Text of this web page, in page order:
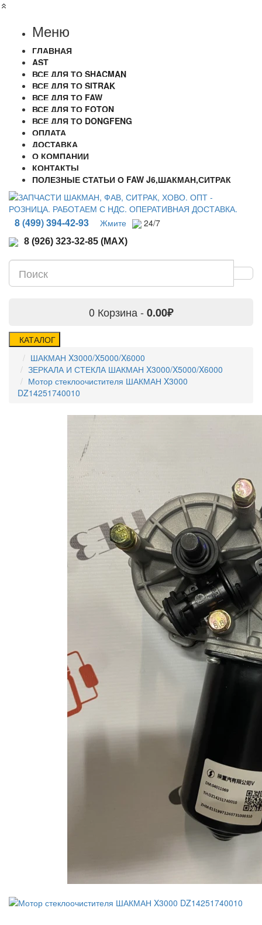
Меню
ГЛАВНАЯ
AST
ВСЕ ДЛЯ ТО SHACMAN
ВСЕ ДЛЯ ТО SITRAK
ВСЕ ДЛЯ ТО FAW
ВСЕ ДЛЯ ТО FOTON
ВСЕ ДЛЯ ТО DONGFENG
ОПЛАТА
ДОСТАВКА
О КОМПАНИИ
КОНТАКТЫ
ПОЛЕЗНЫЕ СТАТЬИ О FAW J6,ШАКМАН,СИТРАК
8 (499) 394-42-93 Жмите 24/7
8 (926) 323-32-85 (MAX)
0 Корзина - 0.00₽
КАТАЛОГ
ШАКМАН X3000/X5000/X6000
ЗЕРКАЛА И СТЕКЛА ШАКМАН X3000/X5000/X6000
Мотор стеклоочистителя ШАКМАН X3000
DZ14251740010